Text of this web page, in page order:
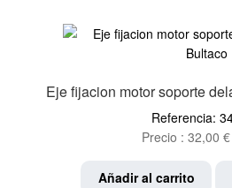
Eje fijacion motor soporte
Referencia:
Precio : 32,00 €
Añadir al carrito